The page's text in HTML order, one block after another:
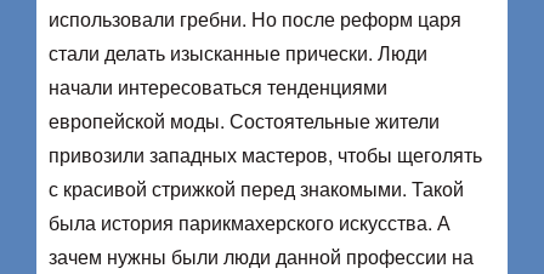
использовали гребни. Но после реформ царя
стали делать изысканные прически. Люди
начали интересоваться тенденциями
европейской моды. Состоятельные жители
привозили западных мастеров, чтобы щеголять
с красивой стрижкой перед знакомыми. Такой
была история парикмахерского искусства. А
зачем нужны были люди данной профессии на